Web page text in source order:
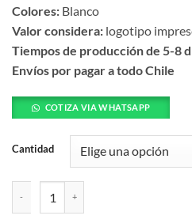
Colores: Blanco
Valor considera: logotipo
Tiempos de producción de 5-8
Envíos por pagar a todo Chile
COTIZA VIA WHATSAPP
Cantidad